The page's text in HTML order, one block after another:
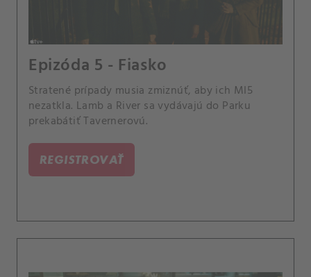
Epizóda 5 - Fiasko
Stratené prípady musia zmiznúť, aby ich MI5
nezatkla. Lamb a River sa vydávajú do Parku
prekabátiť Tavernerovú.
REGISTROVAŤ